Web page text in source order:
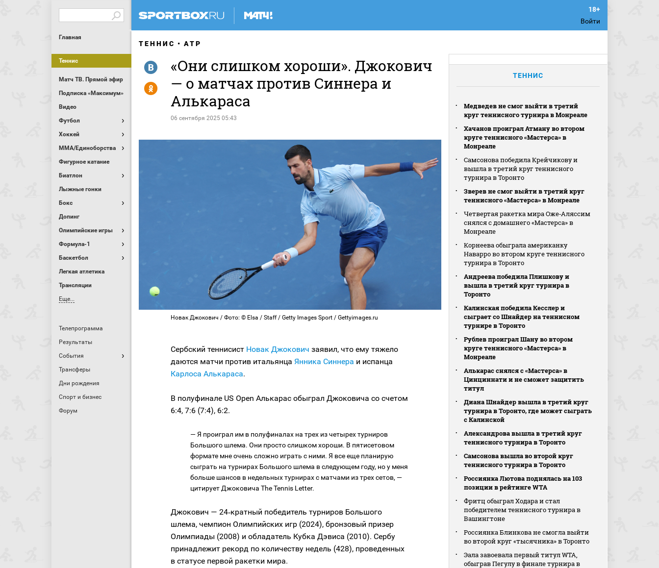
Войти
Главная
Теннис
Матч ТВ. Прямой эфир
Подписка «Максимум»
Видео
Футбол
Хоккей
MMA/Единоборства
Фигурное катание
Биатлон
Лыжные гонки
Бокс
Допинг
Олимпийские игры
Формула-1
Баскетбол
Легкая атлетика
Трансляции
Еще...
Телепрограмма
Результаты
События
Трансферы
Дни рождения
Спорт и бизнес
Форум
ТЕННИС ATP
«Они слишком хороши». Джокович
— о матчах против Синнера и
Алькараса
06 сентября 2025 05:43
R
Y
Новак Джокович / Фото: © Elsa / Staff / Getty Images Sport / Gettyimages.ru
Сербский теннисист Новак Джокович заявил, что ему тяжело
даются матчи против итальянца Янника Синнера и испанца
Карлоса Алькараса.
В полуфинале US Open Алькарас обыграл Джоковича со счетом
6:4, 7:6 (7:4), 6:2.
— Я проиграл им в полуфиналах на трех из четырех турниров
Большого шлема. Они просто слишком хороши. В пятисетовом
формате мне очень сложно играть с ними. Я все еще планирую
сыграть на турнирах Большого шлема в следующем году, но у меня
больше шансов в недельных турнирах с матчами из трех сетов, —
цитирует Джоковича The Tennis Letter.
Джокович — 24‑кратный победитель турниров Большого
шлема, чемпион Олимпийских игр (2024), бронзовый призер
Олимпиады (2008) и обладатель Кубка Дэвиса (2010). Сербу
принадлежит рекорд по количеству недель (428), проведенных
в статусе первой ракетки мира.
ТЕННИС
Медведев не смог выйти в третий
круг теннисного турнира в Монреале
Хачанов проиграл Атману во втором
круге теннисного «Мастерса» в
Монреале
Самсонова победила Крейчикову и
вышла в третий круг теннисного
турнира в Торонто
Зверев не смог выйти в третий круг
теннисного «Мастерса» в Монреале
Четвертая ракетка мира Оже‑Аляссим
снялся с домашнего «Мастерса» в
Монреале
Корнеева обыграла американку
Наварро во втором круге теннисного
турнира в Торонто
Андреева победила Плишкову и
вышла в третий круг турнира в
Торонто
Калинская победила Кесслер и
сыграет со Шнайдер на теннисном
турнире в Торонто
Рублев проиграл Шану во втором
круге теннисного «Мастерса» в
Монреале
Алькарас снялся с «Мастерса» в
Цинциннати и не сможет защитить
титул
Диана Шнайдер вышла в третий круг
турнира в Торонто, где может сыграть
с Калинской
Александрова вышла в третий круг
теннисного турнира в Торонто
Самсонова вышла во второй круг
теннисного турнира в Торонто
Россиянка Лютова поднялась на 103
позиции в рейтинге WTA
Фритц обыграл Ходара и стал
победителем теннисного турнира в
Вашингтоне
Россиянка Блинкова не смогла выйти
во второй круг «тысячника» в Торонто
Эала завоевала первый титул WTA,
обыграв Пегулу в финале турнира в